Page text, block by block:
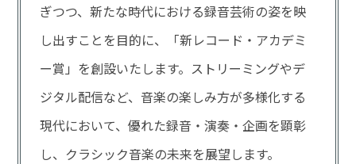
ぎつつ、新たな時代における録音芸術の姿を映
し出すことを目的に、「新レコード・アカデミ
ー賞」を創設いたします。ストリーミングやデ
ジタル配信など、音楽の楽しみ方が多様化する
現代において、優れた録音・演奏・企画を顕彰
し、クラシック音楽の未来を展望します。